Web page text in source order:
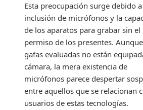
Esta preocupación surge debido
inclusión de micrófonos y la
de los aparatos para grabar sin el
permiso de los presentes.
gafas evaluadas no están
cámara, la mera existencia de
micrófonos parece despertar
entre aquellos que se relacionan
usuarios de estas tecnologías.